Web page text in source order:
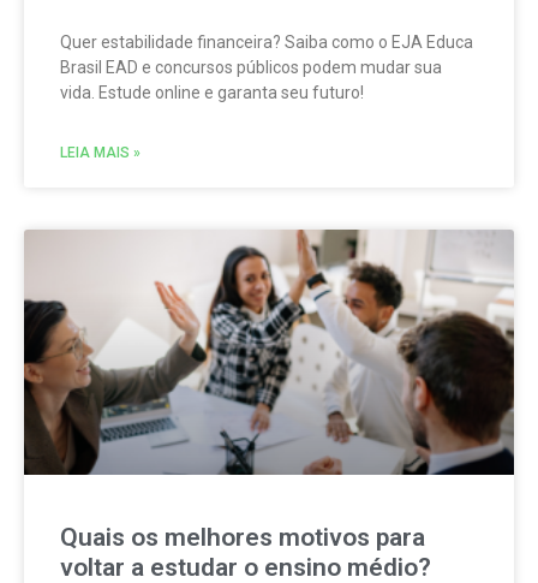
Quer estabilidade financeira? Saiba como o EJA Educa
Brasil EAD e concursos públicos podem mudar sua
vida. Estude online e garanta seu futuro!
LEIA MAIS »
Quais os melhores motivos para
voltar a estudar o ensino médio?